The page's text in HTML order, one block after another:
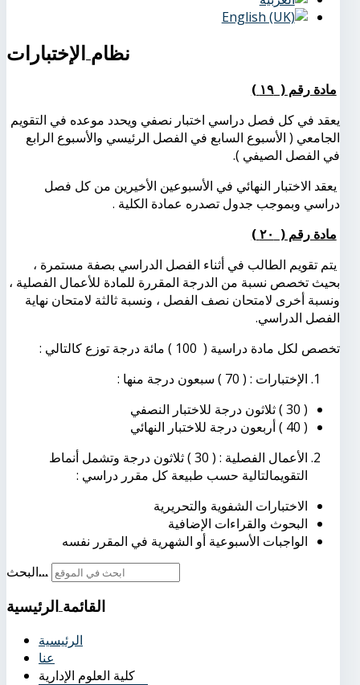
نظام الإختبارات
مادة رقم ( ١٩ )
يعقد في كل فصل دراسي اختبار نصفي ويحدد موعده في التقويم
الجامعي ( الأسبوع السابع في الفصل الرئيسي والأسبوع الرابع
في الفصل الصيفي ).
يعقد الاختبار النهائي في الأسبوعين الأخيرين من كل فصل
دراسي وبموجب جدول تصدره عمادة الكلية .
مادة رقم ( ٢٠ )
يتم تقويم الطالب في أثناء الفصل الدراسي بصفة مستمرة ،
بحيث تخصص نسبة من الدرجة المقررة للمادة للأعمال الفصلية ،
ونسبة أخرى لامتحان نصف الفصل ، ونسبة ثالثة لامتحان نهاية
الفصل الدراسي.
تخصص لكل مادة دراسية ( 100 ) مائة درجة توزع كالتالي :
الإختبارات : ( 70 ) سبعون درجة منها :
( 30 ) ثلاثون درجة للاختبار النصفي
( 40 ) أربعون درجة للاختبار النهائي
الأعمال الفصلية : ( 30 ) ثلاثون درجة وتشمل أنماط
التقويمالتالية حسب طبيعة كل مقرر دراسي :
الاختبارات الشفوية والتحريرية
البحوث والقراءات الإضافية
الواجبات الأسبوعية أو الشهرية في المقرر نفسه
البحث...
القائمة الرئيسية
الرئيسية
عنا
كلية العلوم الإدارية